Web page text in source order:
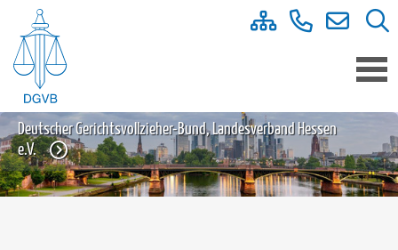
Deutscher Gerichtsvollzieher-Bund, Landesverband Hessen
e.V.